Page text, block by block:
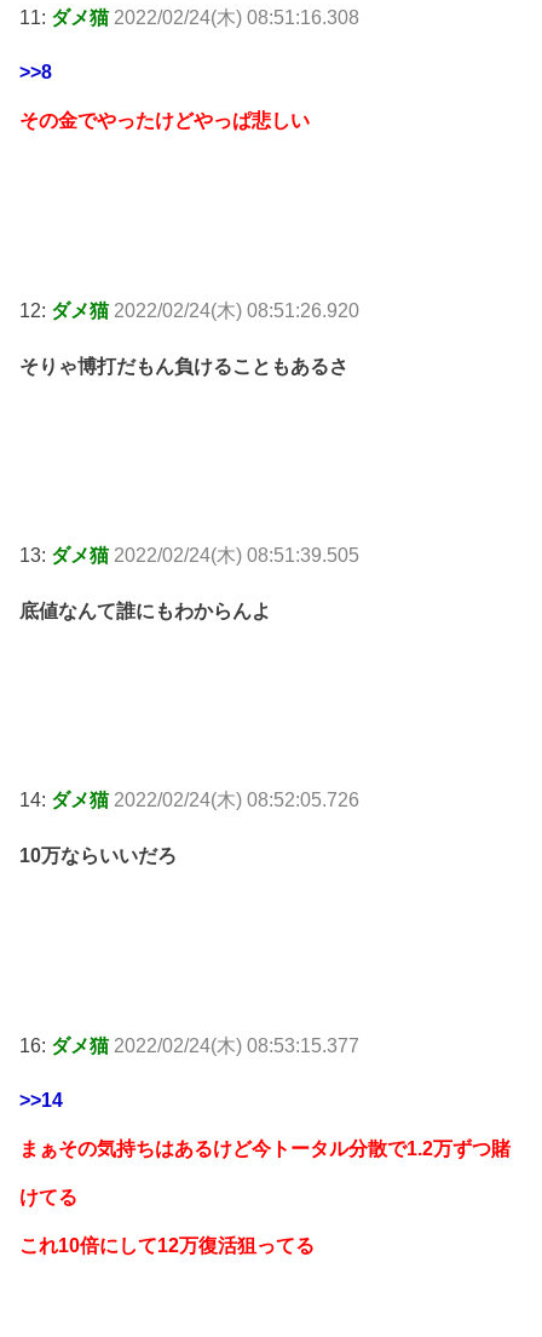
11: ダメ猫 2022/02/24(木) 08:51:16.308
>>8
その金でやったけどやっぱ悲しい
12: ダメ猫 2022/02/24(木) 08:51:26.920
そりゃ博打だもん負けることもあるさ
13: ダメ猫 2022/02/24(木) 08:51:39.505
底値なんて誰にもわからんよ
14: ダメ猫 2022/02/24(木) 08:52:05.726
10万ならいいだろ
16: ダメ猫 2022/02/24(木) 08:53:15.377
>>14
まぁその気持ちはあるけど今トータル分散で1.2万ずつ賭
けてる
これ10倍にして12万復活狙ってる